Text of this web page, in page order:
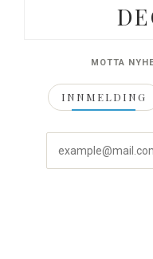
MOTTA
INNMELDING